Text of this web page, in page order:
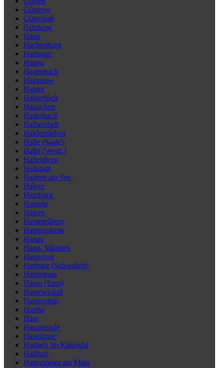
Güstrow
Gütersloh
Gützkow
Haan
Hachenburg
Hadamar
Hagen
Hagenbach
Hagenow
Haiger
Haigerloch
Hainichen
Haiterbach
Halberstadt
Haldensleben
Halle (Saale)
Halle (Westf.)
Hallenberg
Hallstadt
Haltern am See
Halver
Hamburg
Hameln
Hamm
Hammelburg
Hamminkeln
Hanau
Hann. Münden
Hannover
Harburg (Schwaben)
Hardegsen
Haren (Ems)
Harsewinkel
Hartenstein
Hartha
Harz
Harzgerode
Haselünne
Haslach im Kinzigtal
Haßfurt
Hattersheim am Main